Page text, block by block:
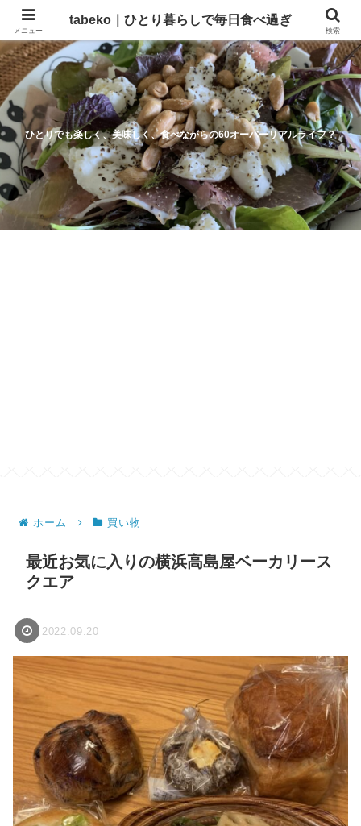
ひとりでも楽しく、美味しく、食べながらの60オーバーリアルライフ？
ホーム 買い物
最近お気に入りの横浜高島屋ベーカリース
クエア
2022.09.20
メニュー
tabeko｜ひとり暮らしで毎日食べ過ぎ
検索